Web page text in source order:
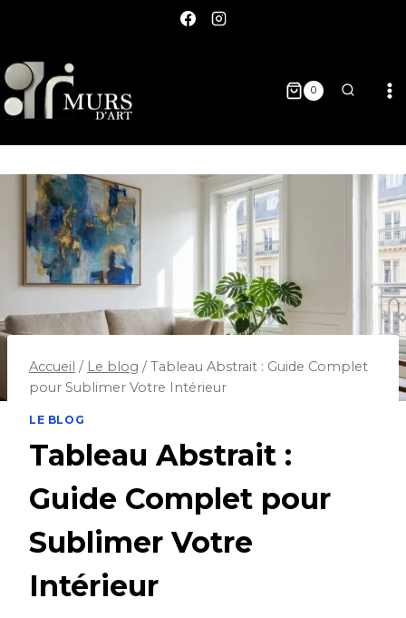
0
Accueil / Le blog / Tableau Abstrait : Guide Complet
pour Sublimer Votre Intérieur
LE BLOG
Tableau Abstrait :
Guide Complet pour
Sublimer Votre
Intérieur